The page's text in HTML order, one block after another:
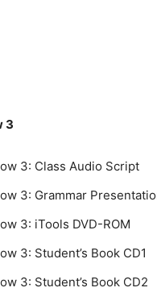
3
3: Class Audio Script
3: Grammar
3: iTools DVD-ROM
3: Student’s Book CD1
3: Student’s Book CD2